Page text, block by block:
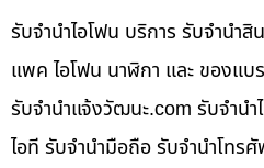
รับจำนำไอโฟน บริการ รับจำนำสิ
แพค ไอโฟน นาฬิกา และ ของแบ
รับจํานําแจ้งวัฒนะ.com รับจำนำ
ไอที รับจำนำมือถือ รับจำนำโทร